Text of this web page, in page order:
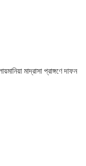
মাদ্রাসা প্রাঙ্গণে দাফন